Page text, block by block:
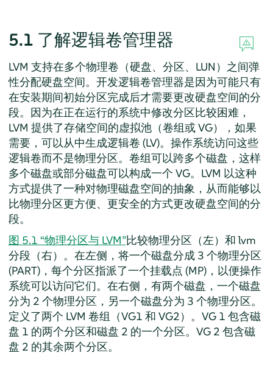
5.1 了解逻辑卷管理器
LVM 支持在多个物理卷（硬盘、分区、LUN）之间弹
性分配硬盘空间。开发逻辑卷管理器是因为可能只有
在安装期间初始分区完成后才需要更改硬盘空间的分
段。因为在正在运行的系统中修改分区比较困难，
LVM 提供了存储空间的虚拟池（卷组或 VG），如果
需要，可以从中生成逻辑卷 (LV)。操作系统访问这些
逻辑卷而不是物理分区。卷组可以跨多个磁盘，这样
多个磁盘或部分磁盘可以构成一个 VG。LVM 以这种
方式提供了一种对物理磁盘空间的抽象，从而能够以
比物理分区更方便、更安全的方式更改硬盘空间的分
段。
图 5.1 “物理分区与 LVM”比较物理分区（左）和 lvm
分段（右）。在左侧，将一个磁盘分成 3 个物理分区
(PART)，每个分区指派了一个挂载点 (MP)，以便操作
系统可以访问它们。在右侧，有两个磁盘，一个磁盘
分为 2 个物理分区，另一个磁盘分为 3 个物理分区。
定义了两个 LVM 卷组（VG1 和 VG2）。VG 1 包含磁
盘 1 的两个分区和磁盘 2 的一个分区。VG 2 包含磁
盘 2 的其余两个分区。